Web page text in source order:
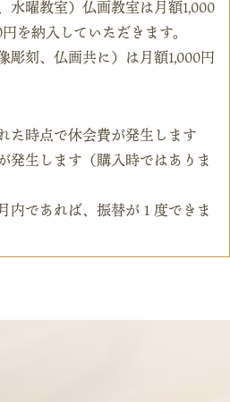
水曜教室）仏画教室は月額1,000
を納入していただきます。
彫刻、仏画共に）は月額1,000円
た時点で休会費が発生します
生します（購入時ではありま
であれば、振替が１度できま